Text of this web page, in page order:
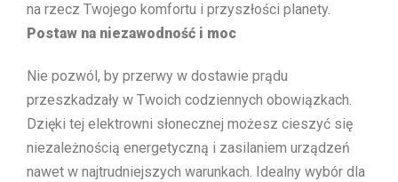
na rzecz Twojego komfortu i przyszłości planety.
Postaw na niezawodność i moc
Nie pozwól, by przerwy w dostawie prądu
przeszkadzały w Twoich codziennych obowiązkach.
Dzięki tej elektrowni słonecznej możesz cieszyć się
niezależnością energetyczną i zasilaniem urządzeń
nawet w najtrudniejszych warunkach. Idealny wybór dla